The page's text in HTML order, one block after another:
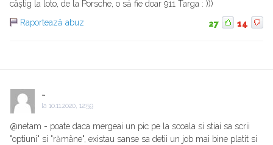
câștig la loto, de la Porsche, o să fie doar 911 Targa : )))
Raportează abuz
27 14
~
la 10.11.2020, 12:59
@netam - poate daca mergeai un pic pe la scoala si stiai sa scrii
"optiuni" si "rămâne", existau sanse sa detii un job mai bine platit si